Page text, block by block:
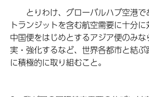
とりわけ、グローバルハブ空港で
トランジットを含む航空需要に十分に
中国便をはじめとするアジア便のみ
実・強化するなど、世界各都市と結
に積極的に取り組むこと。